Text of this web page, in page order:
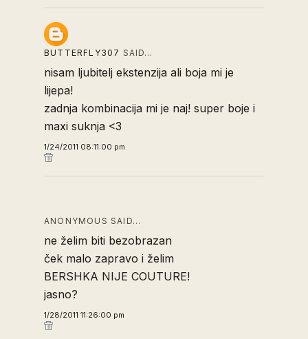
BUTTERFLY307 SAID…
nisam ljubitelj ekstenzija ali boja mi je
lijepa!
zadnja kombinacija mi je naj! super boje i
maxi suknja <3
1/24/2011 08:11:00 pm
ANONYMOUS SAID…
ne želim biti bezobrazan
ček malo zapravo i želim
BERSHKA NIJE COUTURE!
jasno?
1/28/2011 11:26:00 pm